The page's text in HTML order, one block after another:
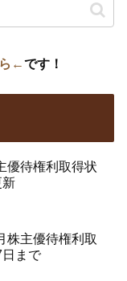
←です！
優待権利取得状
新
株主優待権利取
まで